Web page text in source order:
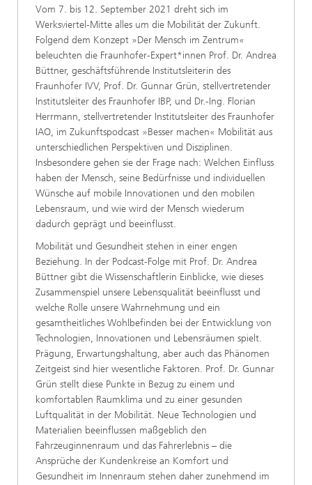
Vom 7. bis 12. September 2021 dreht sich im
Werksviertel-Mitte alles um die Mobilität der Zukunft.
Folgend dem Konzept »Der Mensch im Zentrum«
beleuchten die Fraunhofer-Expert*innen Prof. Dr. Andrea
Büttner, geschäftsführende Institutsleiterin des
Fraunhofer IVV, Prof. Dr. Gunnar Grün, stellvertretender
Institutsleiter des Fraunhofer IBP, und Dr.-Ing. Florian
Herrmann, stellvertretender Institutsleiter des Fraunhofer
IAO, im Zukunftspodcast »Besser machen« Mobilität aus
unterschiedlichen Perspektiven und Disziplinen.
Insbesondere gehen sie der Frage nach: Welchen Einfluss
haben der Mensch, seine Bedürfnisse und individuellen
Wünsche auf mobile Innovationen und den mobilen
Lebensraum, und wie wird der Mensch wiederum
dadurch geprägt und beeinflusst.
Mobilität und Gesundheit stehen in einer engen
Beziehung. In der Podcast-Folge mit Prof. Dr. Andrea
Büttner gibt die Wissenschaftlerin Einblicke, wie dieses
Zusammenspiel unsere Lebensqualität beeinflusst und
welche Rolle unsere Wahrnehmung und ein
gesamtheitliches Wohlbefinden bei der Entwicklung von
Technologien, Innovationen und Lebensräumen spielt.
Prägung, Erwartungshaltung, aber auch das Phänomen
Zeitgeist sind hier wesentliche Faktoren. Prof. Dr. Gunnar
Grün stellt diese Punkte in Bezug zu einem und
komfortablen Raumklima und zu einer gesunden
Luftqualität in der Mobilität. Neue Technologien und
Materialien beeinflussen maßgeblich den
Fahrzeuginnenraum und das Fahrerlebnis – die
Ansprüche der Kundenkreise an Komfort und
Gesundheit im Innenraum stehen daher zunehmend im